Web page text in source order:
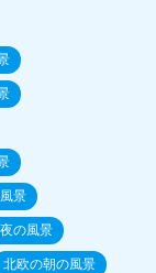
景
の風景
北欧の朝の風景